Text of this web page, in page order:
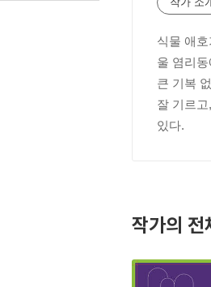
식물 애
울 염리
큰 기복
잘 기르
있다.
작가의 전